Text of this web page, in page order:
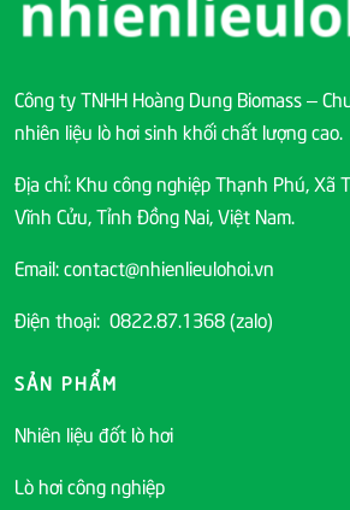
Công ty TNHH Hoàng Dung Biomass –
nhiên liệu lò hơi sinh khối chất lượng cao.
Địa chỉ: Khu công nghiệp Thạnh Phú, Xã
Vĩnh Cửu, Tỉnh Đồng Nai, Việt Nam.
Email: contact@nhienlieulohoi.vn
Điện thoại: 0822.87.1368 (zalo)
SẢN PHẨM
Nhiên liệu đốt lò hơi
Lò hơi công nghiệp